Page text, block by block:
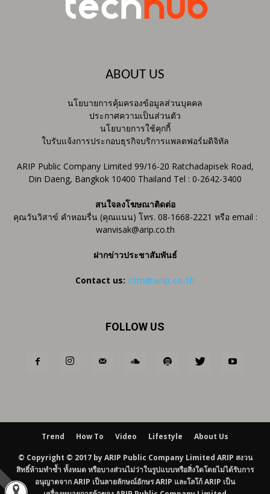
ABOUT US
นโยบายการคุ้มครองข้อมูลส่วนบุคคล
ประกาศความเป็นส่วนตัว
นโยบายการใช้คุกกี้
ใบรับแจ้งการประกอบธุรกิจบริการแพลตฟอร์มดิจิทัล
ARIP Public Company Limited 99/16-20 Ratchadapisek Road,
Din Daeng, Bangkok 10400 Thailand Tel : 0-2642-3400
สนใจลงโฆษณาติดต่อ
คุณวันวิสาข์ คำหอมรื่น (คุณแนน) โทร. 08-1668-2221 หรือ email :
wanvisak@arip.co.th
ฝากข่าวประชาสัมพันธ์
Contact us: ctm@arip.co.th
FOLLOW US
Trend How To Video Lifestyle About Us
© Copyright © 2017 by ARIP Public Company Limited ARIP สงวน
สิทธิ์ห้ามทำซ้ำ ทั้งหมด หรือบางส่วนไม่ว่าในรูปแบบหรือสิ่งใดโดยไม่ได้รับการ
อนุญาตจาก ARIP เป็นลายลักษณ์อักษร ARIP และโลโก้ ARIP เป็น